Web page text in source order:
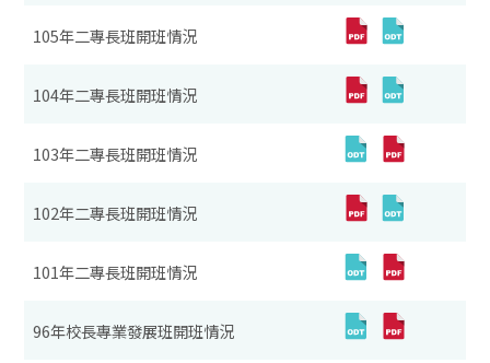
105年二專長班開班情況
104年二專長班開班情況
103年二專長班開班情況
102年二專長班開班情況
101年二專長班開班情況
96年校長專業發展班開班情況